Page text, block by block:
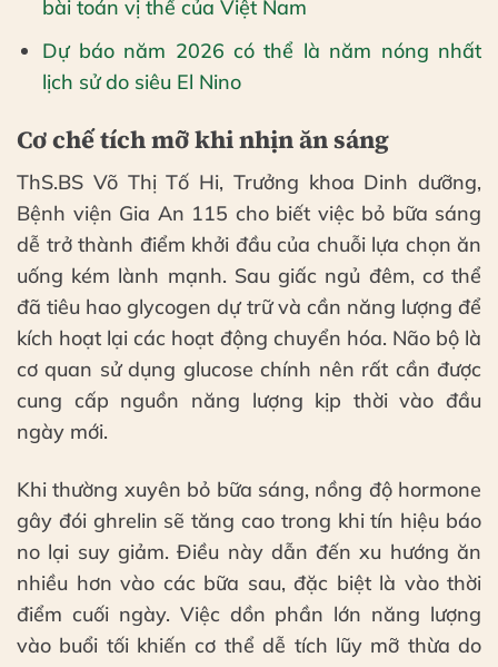
bài toán vị thế của Việt Nam
Dự báo năm 2026 có thể là năm nóng nhất
lịch sử do siêu El Nino
Cơ chế tích mỡ khi nhịn ăn sáng
ThS.BS Võ Thị Tố Hi, Trưởng khoa Dinh dưỡng,
Bệnh viện Gia An 115 cho biết việc bỏ bữa sáng
dễ trở thành điểm khởi đầu của chuỗi lựa chọn ăn
uống kém lành mạnh. Sau giấc ngủ đêm, cơ thể
đã tiêu hao glycogen dự trữ và cần năng lượng để
kích hoạt lại các hoạt động chuyển hóa. Não bộ là
cơ quan sử dụng glucose chính nên rất cần được
cung cấp nguồn năng lượng kịp thời vào đầu
ngày mới.
Khi thường xuyên bỏ bữa sáng, nồng độ hormone
gây đói ghrelin sẽ tăng cao trong khi tín hiệu báo
no lại suy giảm. Điều này dẫn đến xu hướng ăn
nhiều hơn vào các bữa sau, đặc biệt là vào thời
điểm cuối ngày. Việc dồn phần lớn năng lượng
vào buổi tối khiến cơ thể dễ tích lũy mỡ thừa do